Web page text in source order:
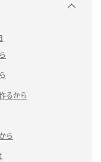
るから
ら